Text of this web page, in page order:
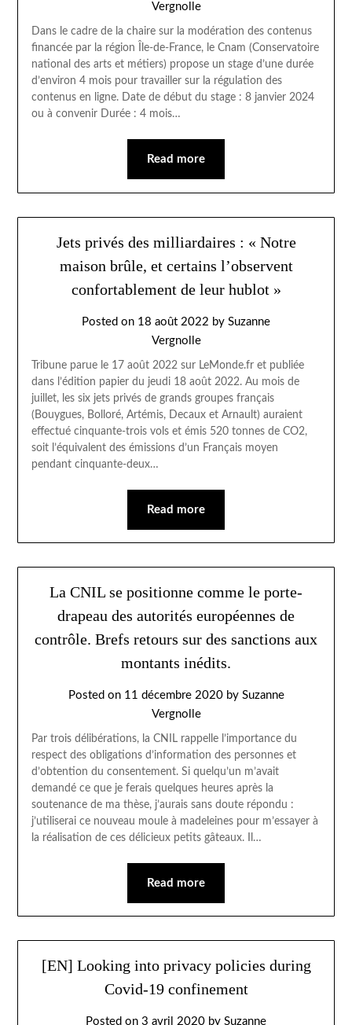
Vergnolle
Dans le cadre de la chaire sur la modération des contenus
financée par la région Île-de-France, le Cnam (Conservatoire
national des arts et métiers) propose un stage d’une durée
d’environ 4 mois pour travailler sur la régulation des
contenus en ligne. Date de début du stage : 8 janvier 2024
ou à convenir Durée : 4 mois…
Read more
Jets privés des milliardaires : « Notre
maison brûle, et certains l’observent
confortablement de leur hublot »
Posted on 18 août 2022 by Suzanne
Vergnolle
Tribune parue le 17 août 2022 sur LeMonde.fr et publiée
dans l’édition papier du jeudi 18 août 2022. Au mois de
juillet, les six jets privés de grands groupes français
(Bouygues, Bolloré, Artémis, Decaux et Arnault) auraient
effectué cinquante-trois vols et émis 520 tonnes de CO2,
soit l’équivalent des émissions d’un Français moyen
pendant cinquante-deux…
Read more
La CNIL se positionne comme le porte-
drapeau des autorités européennes de
contrôle. Brefs retours sur des sanctions aux
montants inédits.
Posted on 11 décembre 2020by Suzanne
Vergnolle
Par trois délibérations, la CNIL rappelle l’importance du
respect des obligations d’information des personnes et
d’obtention du consentement. Si quelqu’un m’avait
demandé ce que je ferais quelques heures après la
soutenance de ma thèse, j’aurais sans doute répondu :
j’utiliserai ce nouveau moule à madeleines pour m’essayer à
la réalisation de ces délicieux petits gâteaux. Il…
Read more
[EN] Looking into privacy policies during
Covid-19 confinement
Posted on 3 avril 2020 by Suzanne